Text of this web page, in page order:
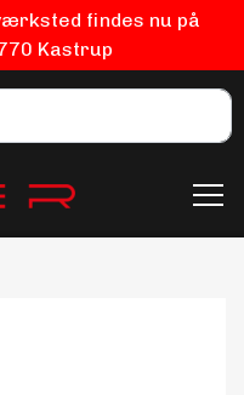
findes nu på
Kastrup